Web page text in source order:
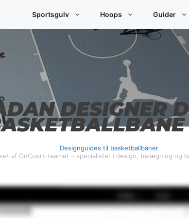
Sportsgulv Hoops Guider
DESIGNER
Designguides til basketballbaner
af OnCourt-teamet – specialister i design, belægning og
This video demonstrates the design process visually and does not contain spoken audio.